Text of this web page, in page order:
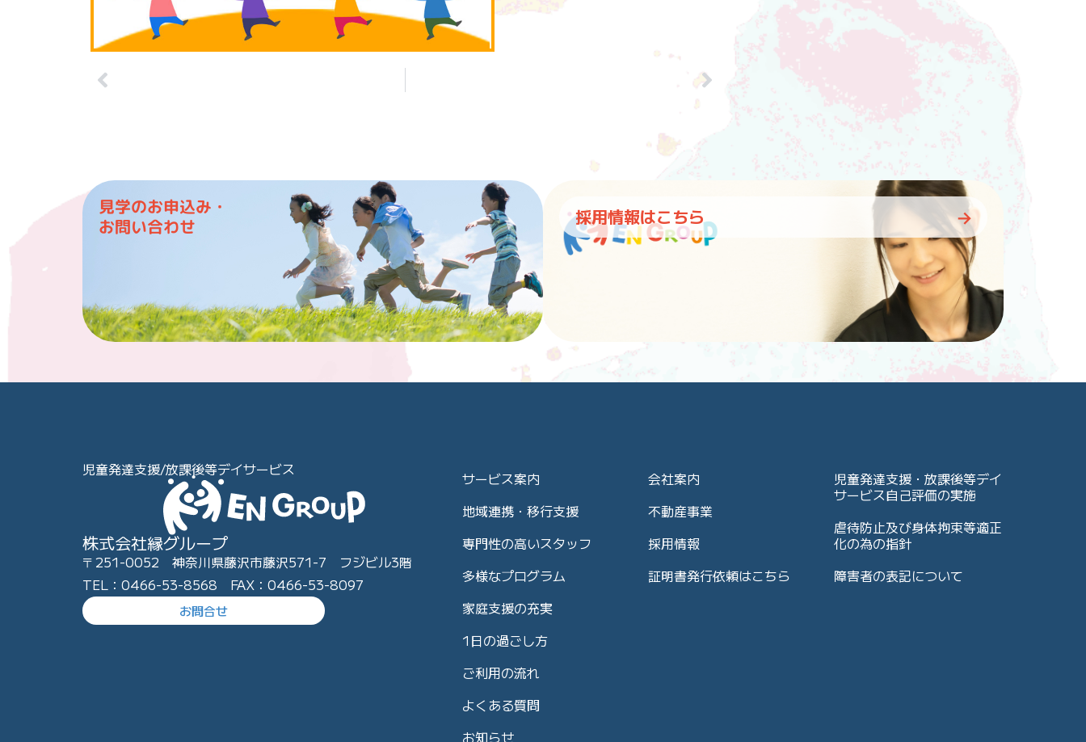
見学のお申込み・
お問い合わせ
採用情報はこちら
児童発達支援/放課後等デイサービス
株式会社縁グループ
〒251-0052 神奈川県藤沢市藤沢571-7 フジビル3階
TEL：0466-53-8568 FAX：0466-53-8097
お問合せ
サービス案内
地域連携・移行支援
専門性の高いスタッフ
多様なプログラム
家庭支援の充実
1日の過ごし方
ご利用の流れ
よくある質問
お知らせ
会社案内
不動産事業
採用情報
証明書発行依頼はこちら
児童発達支援・放課後等デイ
サービス自己評価の実施
虐待防止及び身体拘束等適正
化の為の指針
障害者の表記について